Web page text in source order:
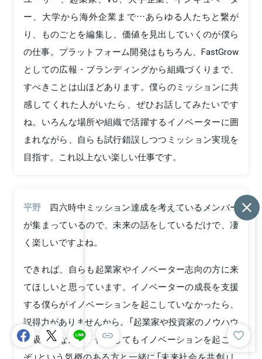
ー、大学から海外企業まで…あらゆる人たちと繋が
り、ものごとを編集し、価値を見出していくのが僕ら
の仕事。プラットフォーム開発はもちろん、FastGrow
としての広報・ブランディングから組織づくりまで、
すべきことは山ほどあります。僕らのミッションに共
感してくれた人がいたら、ぜひお話してみたいです
ね。いろんな場所や組織で活躍するイノベーターに囲
まれながら、自らも試行錯誤しつつミッション実現を
目指す。これ以上ない楽しい仕事です。
平野
四六時中ミッション達成を考えているメンバー
が集まっているので、未来の話をしているだけで、凄
く楽しいですよね。
できれば、自らも起業家やイノベーター志向の方に来
てほしいと思っています。イノベーターの成長を支援
する僕らがイノベーションを起こしていなかったら、
説得力がありませんから。「起業家や投資家のノウハウ
を吸収しながら、何としてもイノベーションを起こす